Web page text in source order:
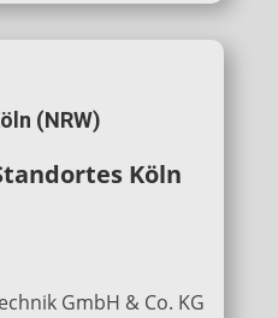
(NRW)
Köln
GmbH & Co. KG